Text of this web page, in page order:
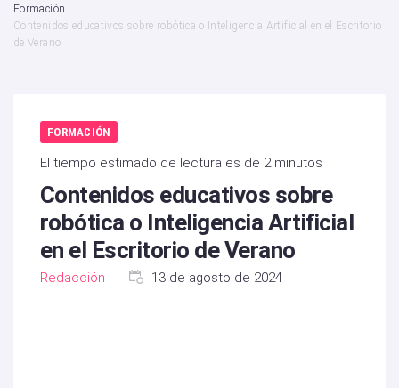
Formación
Contenidos educativos sobre robótica o Inteligencia Artificial en el Escritorio
de Verano
FORMACIÓN
El tiempo estimado de lectura es de 2 minutos
Contenidos educativos sobre
robótica o Inteligencia Artificial
en el Escritorio de Verano
Redacción 13 de agosto de 2024